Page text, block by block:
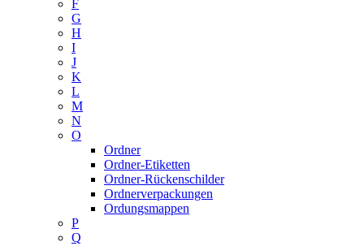
F
G
H
I
J
K
L
M
N
O
Ordner
Ordner-Etiketten
Ordner-Rückenschilder
Ordnerverpackungen
Ordungsmappen
P
Q